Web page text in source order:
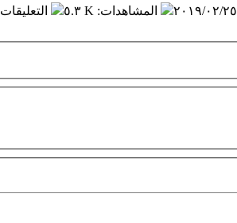
٢٠١٩/٠٢/٢٥ المشاهدات: ٥.٣ K التعليقات